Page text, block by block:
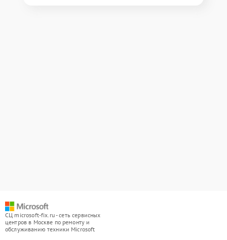
СЦ microsoft-fix.ru - сеть сервисных
центров в Москве по ремонту и
обслуживанию техники Microsoft